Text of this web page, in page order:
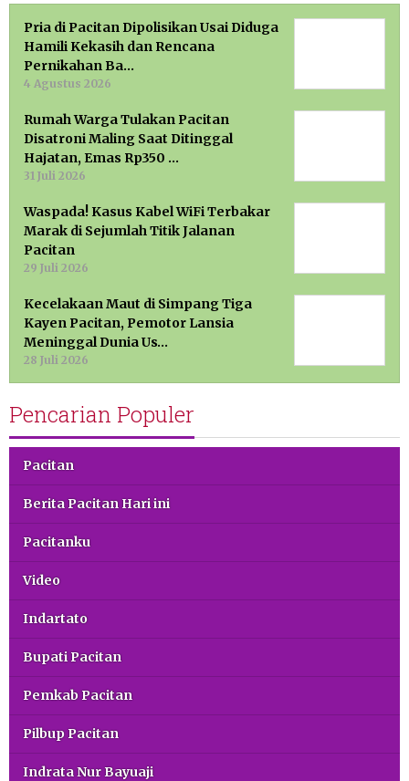
Pria di Pacitan Dipolisikan Usai Diduga
Hamili Kekasih dan Rencana
Pernikahan Ba…
4 Agustus 2026
Rumah Warga Tulakan Pacitan
Disatroni Maling Saat Ditinggal
Hajatan, Emas Rp350 …
31 Juli 2026
Waspada! Kasus Kabel WiFi Terbakar
Marak di Sejumlah Titik Jalanan
Pacitan
29 Juli 2026
Kecelakaan Maut di Simpang Tiga
Kayen Pacitan, Pemotor Lansia
Meninggal Dunia Us…
28 Juli 2026
Pencarian Populer
Pacitan
Berita Pacitan Hari ini
Pacitanku
Video
Indartato
Bupati Pacitan
Pemkab Pacitan
Pilbup Pacitan
Indrata Nur Bayuaji